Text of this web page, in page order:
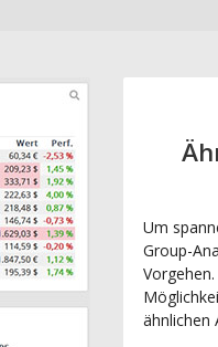
Um
Group-
ähnlichen